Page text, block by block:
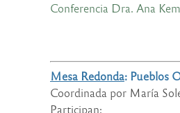
Conferencia Dra. Ana
Mesa Redonda: Pueblos
Coordinada por María
Participan: